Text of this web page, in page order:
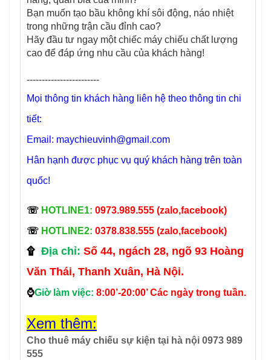
Bạn muốn tạo bầu không khí sôi động, náo nhiệt
trong những trận cầu đỉnh cao?
Hãy đầu tư ngay một chiếc máy chiếu chất lượng
cao để đáp ứng nhu cầu của khách hàng!
------------------------
Mọi thông tin khách hàng liên hệ theo thông tin chi
tiết:
Email: maychieuvinh@gmail.com
Hân hạnh được phục vụ quý khách hàng trên toàn
quốc!
☏ HOTLINE1: 0973.989.555 (zalo,facebook)
☏ HOTLINE2: 0378.838.555 (zalo,facebook)
۩ Địa chỉ: Số 44, ngách 28, ngõ 93 Hoàng
Văn Thái, Thanh Xuân, Hà Nội.
⌚Giờ làm việc: 8:00’-20:00’ Các ngày trong tuần.
Xem thêm:
Cho thuê máy chiếu sự kiện tại hà nội 0973 989
555